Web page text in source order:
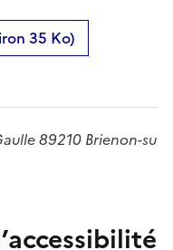
35 Ko)
89210 Brienon-su